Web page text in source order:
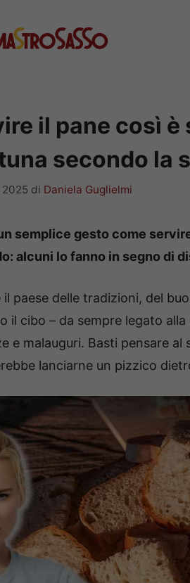
il pane così
secondo la
2025 di Daniela Guglielmi
semplice gesto come
alcuni lo fanno in segno di
il paese delle tradizioni, del
il cibo – da sempre legato
e malauguri. Basti pensare
lanciarne un pizzico